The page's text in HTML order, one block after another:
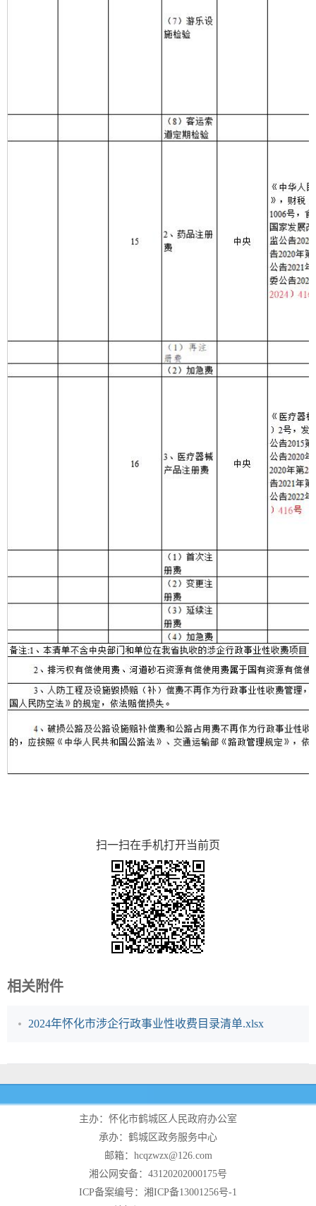
扫一扫在手机打开当前页
相关附件
2024年怀化市涉企行政事业性收费目录清单.xlsx
主办：怀化市鹤城区人民政府办公室
承办：鹤城区政务服务中心
邮箱：hcqzwzx@126.com
湘公网安备：43120202000175号
ICP备案编号：湘ICP备13001256号-1